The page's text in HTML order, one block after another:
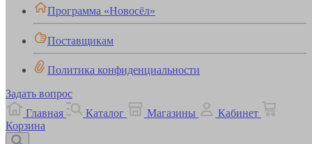
Программа «Новосёл»
Поставщикам
Политика конфиденциальности
Задать вопрос
Главная
Каталог Магазины
Кабинет
Корзина